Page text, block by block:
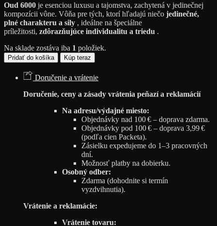
Oud 6000 je esenciou luxusu a tajomstva, zachytená v jedinečnej
kompozícii vône. Vôňa pre tých, ktorí hľadajú niečo jedinečné,
plné charakteru a sily , ideálne na špeciálne
príležitosti, zdôrazňujúce individualitu a triedu .
Na sklade zostáva iba 1 položiek.
množstvo
Parfém
Pridať do košíka Kúp teraz
Doručenie a vrátenie
Doručenie, ceny a zásady vrátenia peňazí a reklamácií
Na adresu/výdajné miesto:
Objednávky nad 100 € – doprava zdarma.
Objednávky pod 100 € – doprava 3,99 €
(podľa cien Packeta).
Zásielku expedujeme do 1–3 pracovných
dní.
Možnosť platby na dobierku.
Osobný odber:
Zdarma (dohodnite si termín
vyzdvihnutia).
Vrátenie a reklamácie:
Vrátenie tovaru: